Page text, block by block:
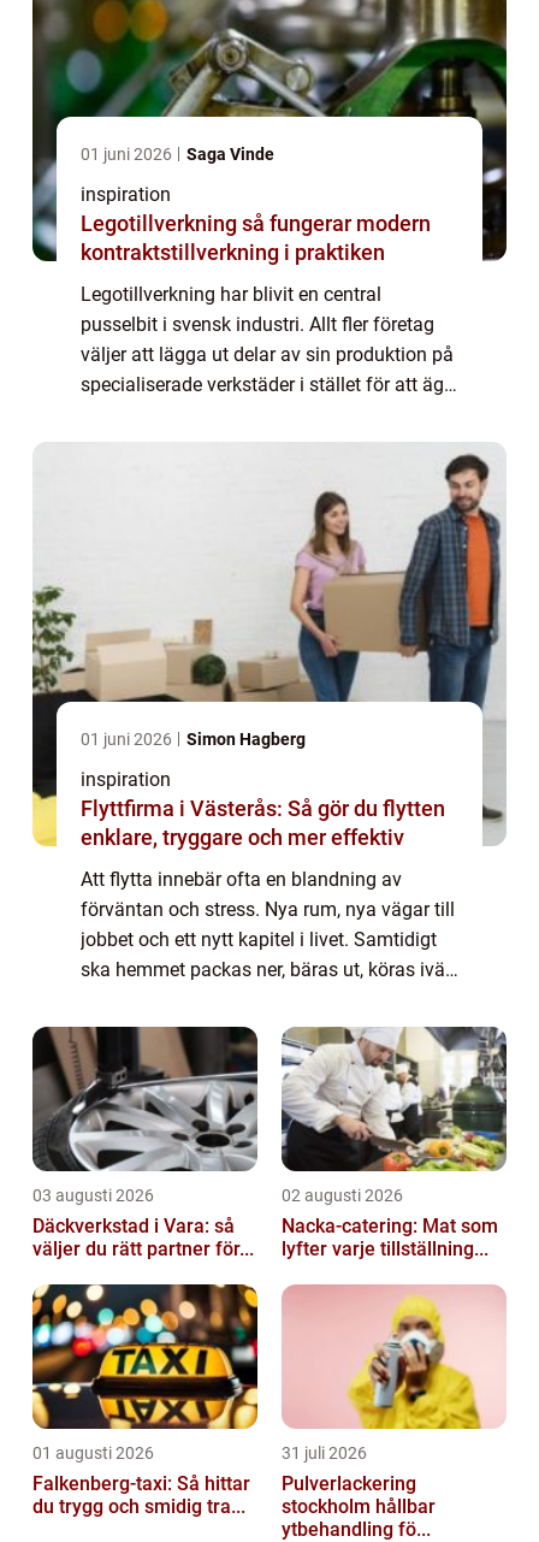
01 juni 2026 Saga Vinde
inspiration
Legotillverkning så fungerar modern
kontraktstillverkning i praktiken
Legotillverkning har blivit en central
pusselbit i svensk industri. Allt fler företag
väljer att lägga ut delar av sin produktion på
specialiserade verkstäder i stället för att äga
medicinteknisk produkt eller ...
01 juni 2026 Simon Hagberg
inspiration
Flyttfirma i Västerås: Så gör du flytten
enklare, tryggare och mer effektiv
Att flytta innebär ofta en blandning av
förväntan och stress. Nya rum, nya vägar till
jobbet och ett nytt kapitel i livet. Samtidigt
ska hemmet packas ner, bäras ut, köras iväg
03 augusti 2026
Däckverkstad i Vara: så
väljer du rätt partner för...
02 augusti 2026
Nacka-catering: Mat som
lyfter varje tillställning...
01 augusti 2026
Falkenberg-taxi: Så hittar
du trygg och smidig tra...
31 juli 2026
Pulverlackering
stockholm hållbar
ytbehandling fö...